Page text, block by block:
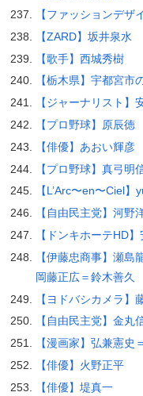
【ファッションデ
【ZARD】坂井泉水
【歌手】西城秀樹
【栃木県】宇都宮市
【ジャーナリスト】
【プロ野球】原辰徳
【俳優】あおい輝彦
【プロ野球】真弓明
【L’Arc〜en〜Ciel】
【自由民主党】河野
【ドンキホーテHD
【伊藤忠商事】瀬島
岡藤正広＝鈴木善久
【ヨドバシカメラ】
【自由民主党】金丸
【漫画家】弘兼憲史
【俳優】火野正平
【俳優】堤真一